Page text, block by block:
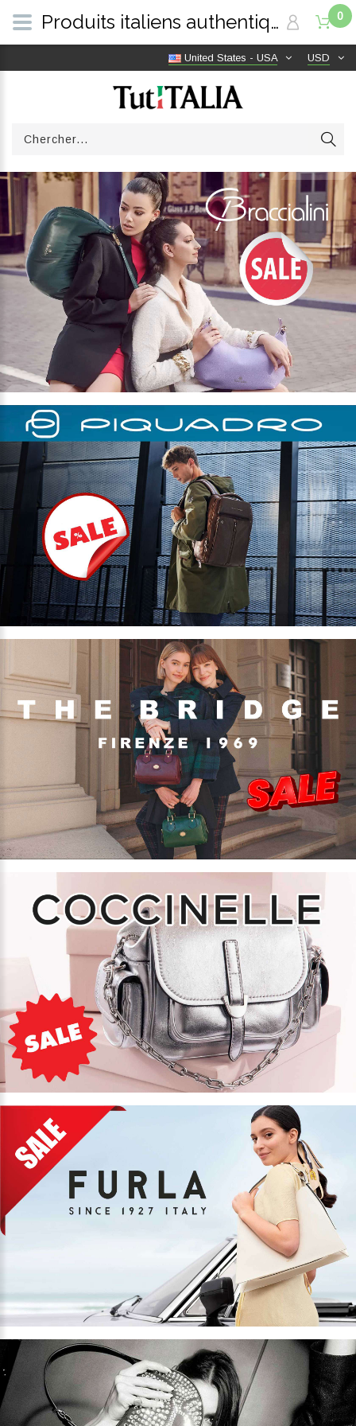
USD
United States - USA
0
Produits italiens authentiques, livraison gratuite dans le monde entier | TutITALIA